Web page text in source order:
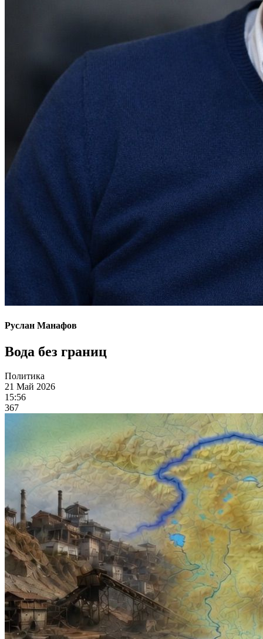
Руслан Манафов
Вода без границ
Политика
21 Май 2026
15:56
367